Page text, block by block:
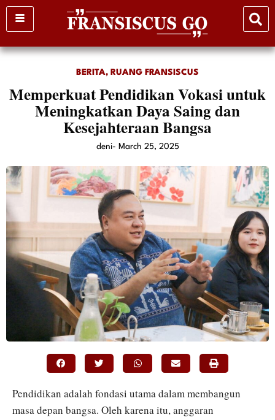
Skip
to
BERITA, RUANG FRANSISCUS
Memperkuat Pendidikan Vokasi untuk
Meningkatkan Daya Saing dan
Kesejahteraan Bangsa
deni- March 25, 2025
Pendidikan adalah fondasi utama dalam membangun
masa depan bangsa. Oleh karena itu, anggaran